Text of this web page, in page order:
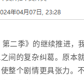
第二季》的继续推进，
间的复杂纠葛。原本
整个剧情更具张力。